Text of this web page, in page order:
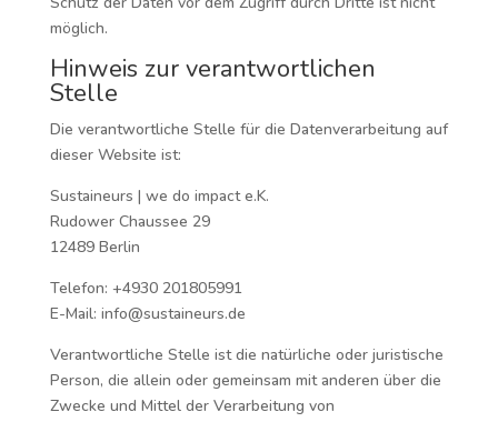
möglich.
Hinweis zur verantwortlichen
Stelle
Die verantwortliche Stelle für die Datenverarbeitung auf
dieser Website ist:
Sustaineurs | we do impact e.K.
Rudower Chaussee 29
12489 Berlin
Telefon: +4930 201805991
E-Mail: info@sustaineurs.de
Verantwortliche Stelle ist die natürliche oder juristische
Person, die allein oder gemeinsam mit anderen über die
Zwecke und Mittel der Verarbeitung von